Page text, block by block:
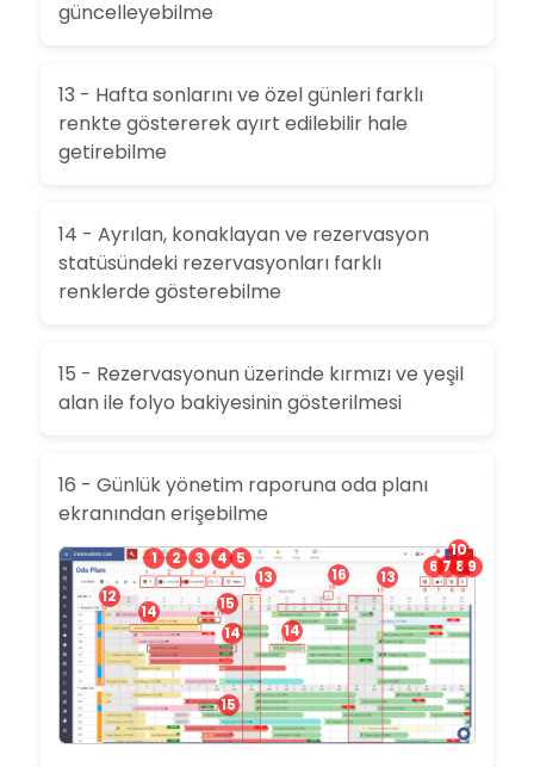
güncelleyebilme
13 - Hafta sonlarını ve özel günleri farklı
renkte göstererek ayırt edilebilir hale
getirebilme
14 - Ayrılan, konaklayan ve rezervasyon
statüsündeki rezervasyonları farklı
renklerde gösterebilme
15 - Rezervasyonun üzerinde kırmızı ve yeşil
alan ile folyo bakiyesinin gösterilmesi
16 - Günlük yönetim raporuna oda planı
ekranından erişebilme
1 2 3 4 5 678 9
10
12
13 13
14 14
14
15
15
16